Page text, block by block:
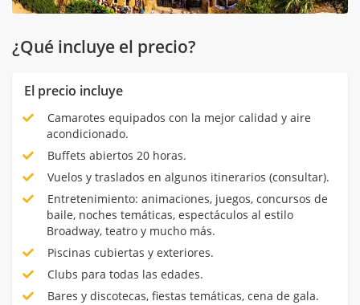
¿Qué incluye el precio?
El precio incluye
Camarotes equipados con la mejor calidad y aire
acondicionado.
Buffets abiertos 20 horas.
Vuelos y traslados en algunos itinerarios (consultar).
Entretenimiento: animaciones, juegos, concursos de
baile, noches temáticas, espectáculos al estilo
Broadway, teatro y mucho más.
Piscinas cubiertas y exteriores.
Clubs para todas las edades.
Bares y discotecas, fiestas temáticas, cena de gala.